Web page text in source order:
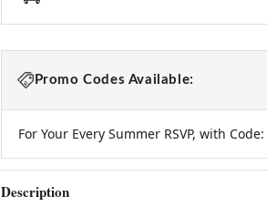
Promo Codes Available:
For Your Every Summer RSVP, with Code:
Description